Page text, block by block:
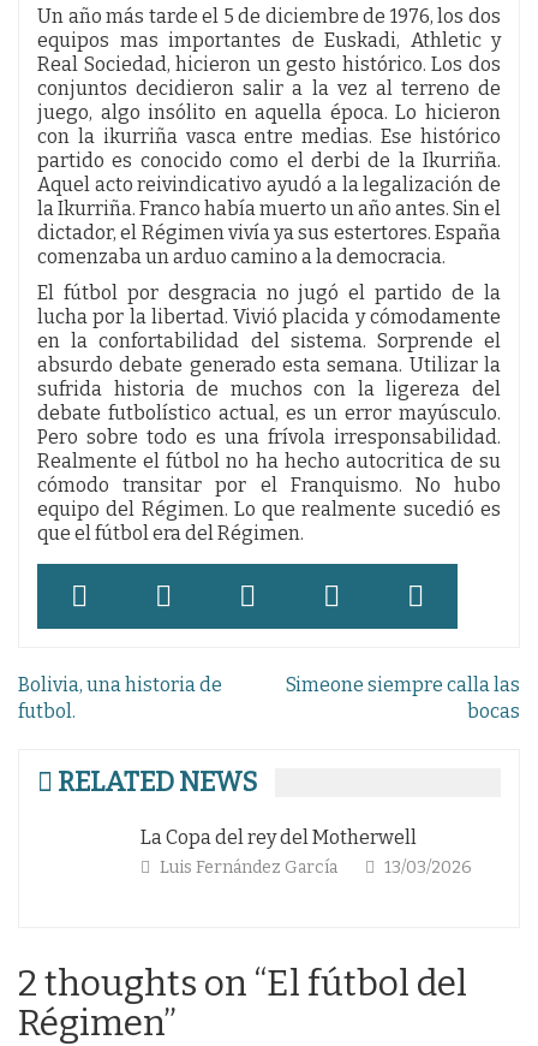
Un año más tarde el 5 de diciembre de 1976, los dos
equipos mas importantes de Euskadi, Athletic y
Real Sociedad, hicieron un gesto histórico. Los dos
conjuntos decidieron salir a la vez al terreno de
juego, algo insólito en aquella época. Lo hicieron
con la ikurriña vasca entre medias. Ese histórico
partido es conocido como el derbi de la Ikurriña.
Aquel acto reivindicativo ayudó a la legalización de
la Ikurriña. Franco había muerto un año antes. Sin el
dictador, el Régimen vivía ya sus estertores. España
comenzaba un arduo camino a la democracia.
El fútbol por desgracia no jugó el partido de la
lucha por la libertad. Vivió placida y cómodamente
en la confortabilidad del sistema. Sorprende el
absurdo debate generado esta semana. Utilizar la
sufrida historia de muchos con la ligereza del
debate futbolístico actual, es un error mayúsculo.
Pero sobre todo es una frívola irresponsabilidad.
Realmente el fútbol no ha hecho autocritica de su
cómodo transitar por el Franquismo. No hubo
equipo del Régimen. Lo que realmente sucedió es
que el fútbol era del Régimen.
Navegación
de
Bolivia, una historia de
futbol.
Simeone siempre calla las
bocas
RELATED NEWS
La Copa del rey del Motherwell
Luis Fernández García 13/03/2026
2 thoughts on “El fútbol del
Régimen”